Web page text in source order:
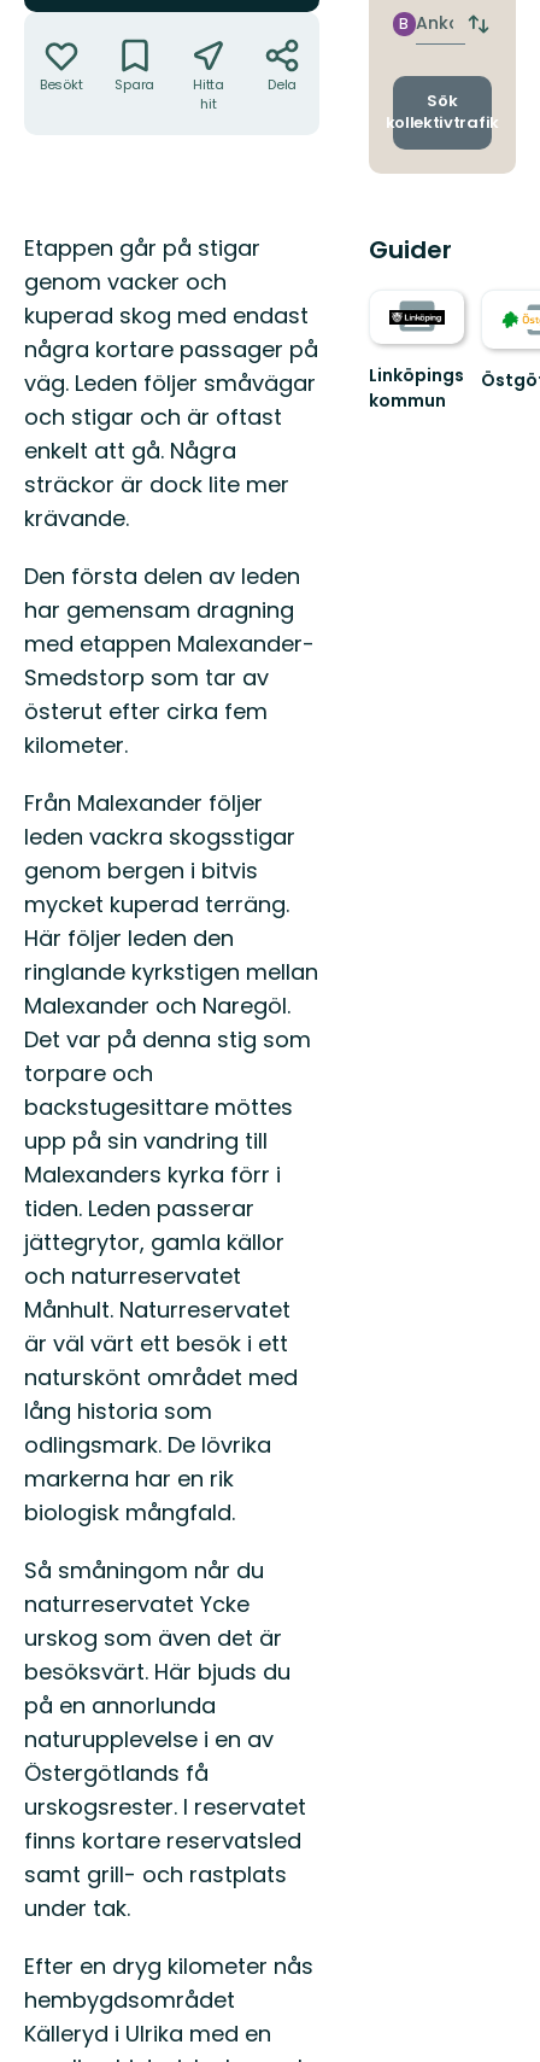
Besökt Spara
Hitta
hit
Dela
Beskrivning
Etappen går på stigar
genom vacker och
kuperad skog med endast
några kortare passager på
väg. Leden följer småvägar
och stigar och är oftast
enkelt att gå. Några
sträckor är dock lite mer
krävande.
Den första delen av leden
har gemensam dragning
med etappen Malexander-
Smedstorp som tar av
österut efter cirka fem
kilometer.
Från Malexander följer
leden vackra skogsstigar
genom bergen i bitvis
mycket kuperad terräng.
Här följer leden den
ringlande kyrkstigen mellan
Malexander och Naregöl.
Det var på denna stig som
torpare och
backstugesittare möttes
upp på sin vandring till
Malexanders kyrka förr i
tiden. Leden passerar
jättegrytor, gamla källor
och naturreservatet
Månhult. Naturreservatet
är väl värt ett besök i ett
naturskönt området med
lång historia som
odlingsmark. De lövrika
markerna har en rik
biologisk mångfald.
Så småningom når du
naturreservatet Ycke
urskog som även det är
besöksvärt. Här bjuds du
på en annorlunda
naturupplevelse i en av
Östergötlands få
urskogsrester. I reservatet
finns kortare reservatsled
samt grill- och rastplats
under tak.
Efter en dryg kilometer nås
hembygdsområdet
Källeryd i Ulrika med en
Ankomst
B
Byt
och
Sök
kollektivtrafik
Guider
Linköpings
kommun